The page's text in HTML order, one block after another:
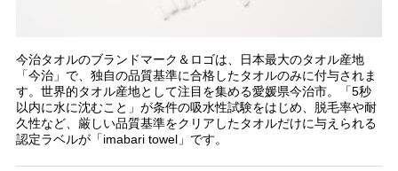
今治タオルのブランドマーク＆ロゴは、日本最大のタオル産地
「今治」で、独自の品質基準に合格したタオルのみに付与されま
す。世界的タオル産地として注目を集める愛媛県今治市。「5秒
以内に水に沈むこと」が条件の吸水性試験をはじめ、脱毛率や耐
久性など、厳しい品質基準をクリアしたタオルだけに与えられる
認定ラベルが「imabari towel」です。